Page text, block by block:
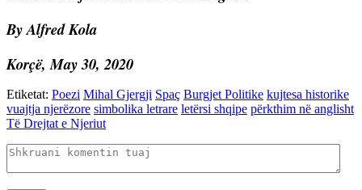
By Alfred Kola
Korçë, May 30, 2020
Etiketat: Poezi Mihal Gjergji Spaç Burgjet Politike kujtesa historike
vuajtja njerëzore simbolika letrare letërsi shqipe përkthim në anglisht
Të Drejtat e Njeriut